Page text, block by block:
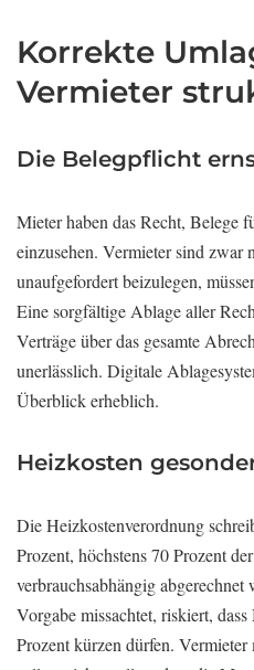
Korrekte
Vermieter
Die Belegpflicht
Mieter haben das Recht, Belege
einzusehen. Vermieter sind zwar
unaufgefordert beizulegen,
Eine sorgfältige Ablage aller
Verträge über das gesamte
unerlässlich. Digitale
Überblick erheblich.
Heizkosten
Die Heizkostenverordnung
Prozent, höchstens 70 Prozent
verbrauchsabhängig abgerechnet
Vorgabe missachtet, riskiert,
Prozent kürzen dürfen.